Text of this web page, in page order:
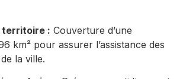
territoire : Couverture d’une
km² pour assurer l’assistance des
la ville.